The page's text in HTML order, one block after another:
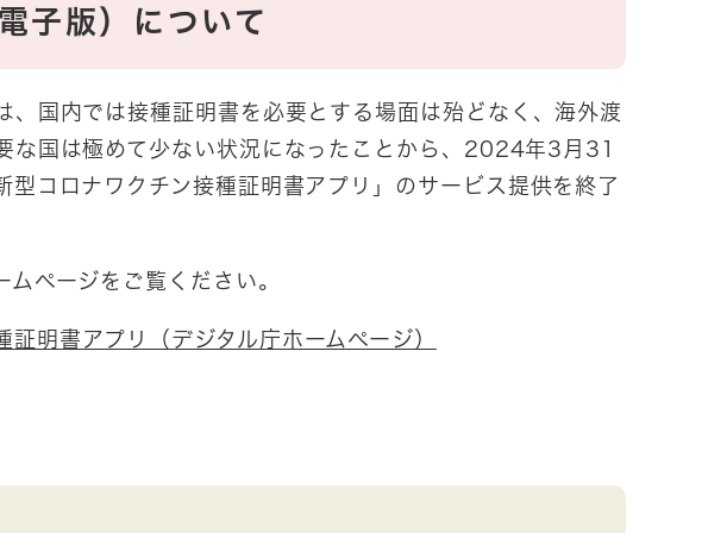
子版）について
国内では接種証明書を必要とする場面は殆どなく、海外渡
な国は極めて少ない状況になったことから、2024年3月31
型コロナワクチン接種証明書アプリ」のサービス提供を終了
ムページをご覧ください。
証明書アプリ（デジタル庁ホームページ）